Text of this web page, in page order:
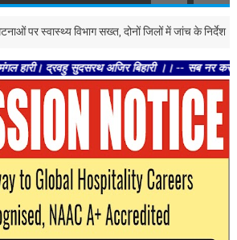
विभाग सख्त, दोनों जिलों में जांच के निर्देश
सुदसरथ अजिर बिहारी ।। -- सब नर करहिं